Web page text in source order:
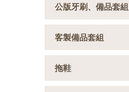
公版牙刷、備品套組
客製備品套組
拖鞋